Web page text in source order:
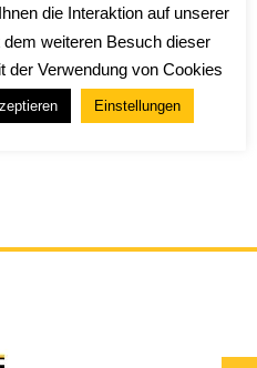
Stellen.
die Interaktion auf unserer
weiteren Besuch dieser
der Verwendung von Cookies
Einstellungen